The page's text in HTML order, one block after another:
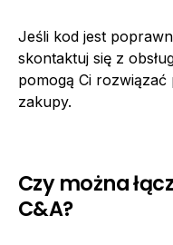
Jeśli kod jest
skontaktuj się z
pomogą Ci
zakupy.
Czy można
C&A?